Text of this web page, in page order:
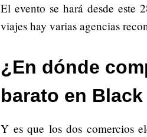
El evento se hará desde este
viajes hay varias agencias
¿En dónde
barato en
Y es que los dos comercios